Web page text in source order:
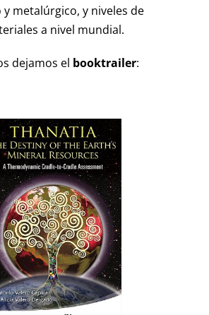
metalúrgico, y niveles de
a nivel mundial.
dejamos el booktrailer: